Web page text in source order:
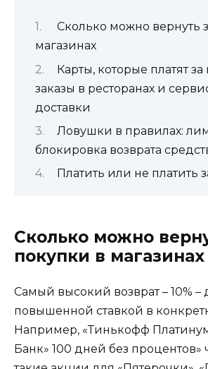
Сколько можно вернуть
магазинах
Карты, которые платят
заказы в ресторанах и
доставки
Ловушки в правилах:
блокировка возврата
Платить или не платить
Сколько можно
покупки в магазинах
Самый высокий возврат – 10% –
повышенной ставкой в
Например, «Тинькофф
Банк» 100 дней без процентов»